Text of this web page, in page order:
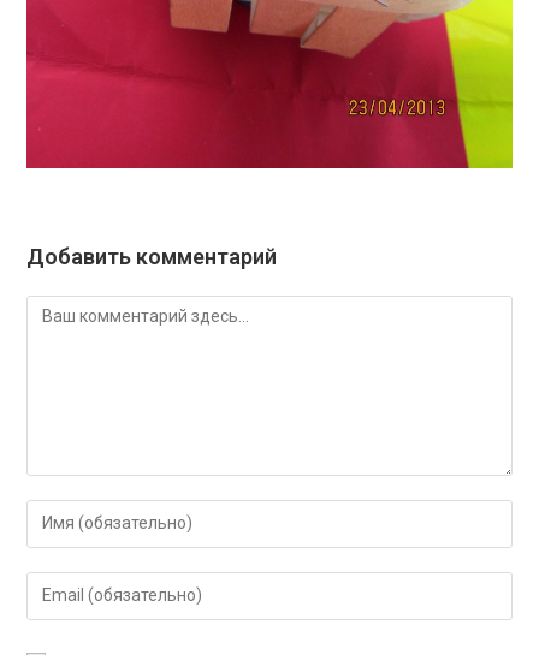
Добавить комментарий
Комментарий
Введите
свое
имя
или
Введите
свой